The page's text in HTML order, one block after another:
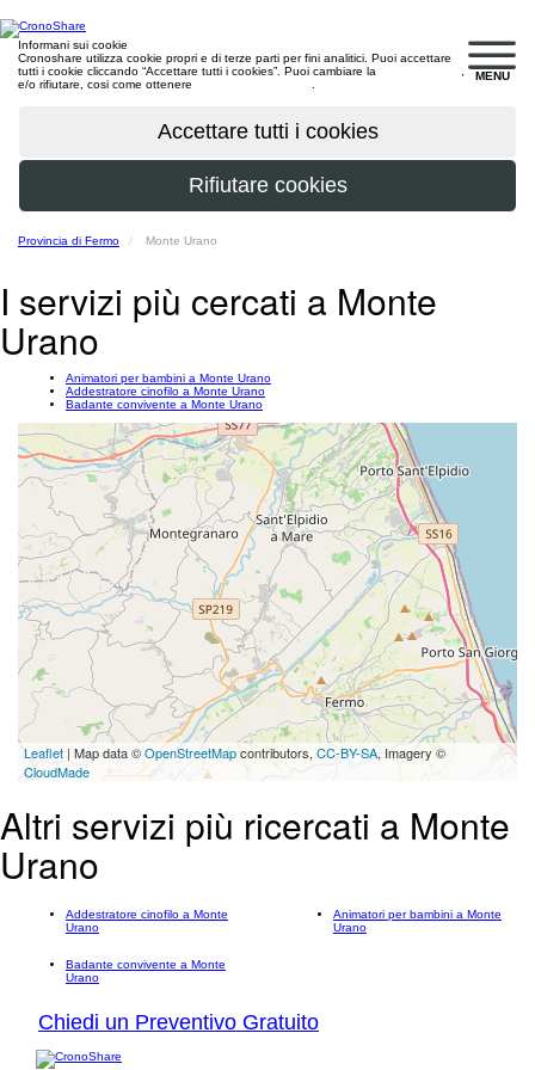
MENU
Informani sui cookie
Cronoshare utilizza cookie propri e di terze parti per fini analitici. Puoi accettare
tutti i cookie cliccando “Accettare tutti i cookies”. Puoi cambiare la
e/o rifiutare, cosi come ottenere
Provincia di Fermo Monte Urano
I servizi più cercati a Monte
Urano
Animatori per bambini a Monte Urano
Addestratore cinofilo a Monte Urano
Badante convivente a Monte Urano
Leaflet | Map data ©OpenStreetMapcontributors, CC-BY-SA, Imagery ©
CloudMade
Altri servizi più ricercati a Monte
Urano
Addestratore cinofilo a Monte
Urano
Animatori per bambini a Monte
Urano
Badante convivente a Monte
Urano
Chiedi un Preventivo Gratuito